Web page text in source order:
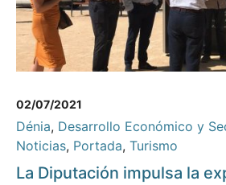
02/07/2021
Dénia, Desarrollo Económico y
Noticias, Portada, Turismo
La Diputación impulsa la